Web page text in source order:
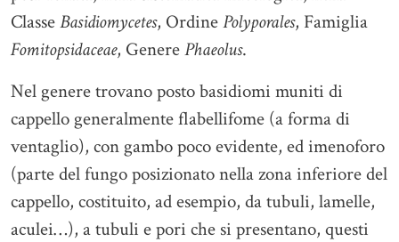
ClasseBasidiomycetes, OrdinePolyporales, Famiglia
Fomitopsidaceae, GenerePhaeolus.
Nel genere trovano posto basidiomi muniti di
cappello generalmente flabellifome (a forma di
ventaglio), con gambo poco evidente, ed imenoforo
(parte del fungo posizionato nella zona inferiore del
cappello, costituito, ad esempio, da tubuli, lamelle,
aculei…), a tubuli e pori che si presentano, questi